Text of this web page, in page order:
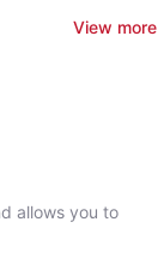
View more
allows you to